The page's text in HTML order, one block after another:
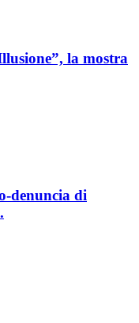
la mostra
denuncia di